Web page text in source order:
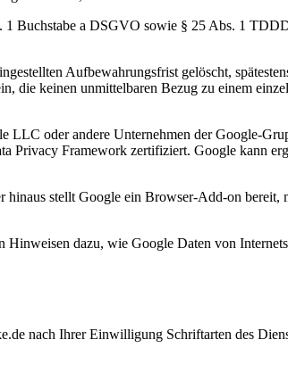
Buchstabe a DSGVO sowie § 25 Abs. 1
Aufbewahrungsfrist gelöscht,
die keinen unmittelbaren Bezug zu einem
LLC oder andere Unternehmen der Google-
Privacy Framework zertifiziert. Google kann
stellt Google ein Browser-Add-on bereit,
dazu, wie Google Daten von
nach Ihrer Einwilligung Schriftarten des